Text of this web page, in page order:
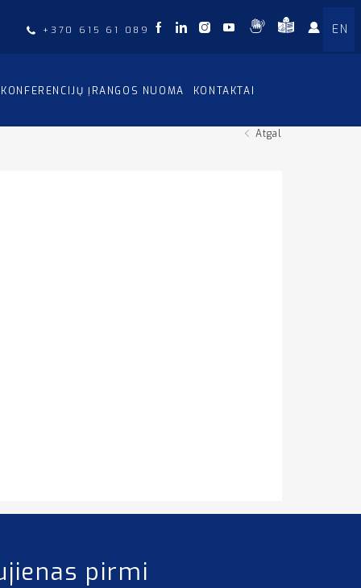
+370 615 61 089 EN
KONFERENCIJŲ ĮRANGOS NUOMA KONTAKTAI
Atgal
pirmi